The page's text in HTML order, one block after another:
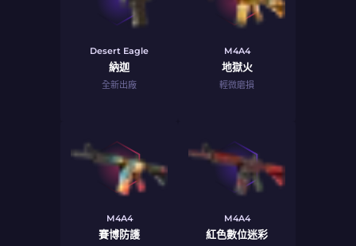
Desert Eagle
納迦
全新出廠
M4A4
地獄火
輕微磨損
M4A4
賽博防護
M4A4
紅色數位迷彩